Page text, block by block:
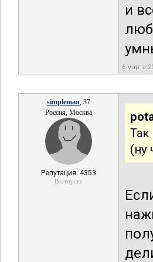
и
6 марта
simpleman, 37
Россия, Москва
Репутация: 4353
В отпуске
(ну